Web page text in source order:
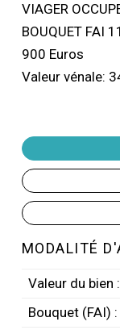
VIAGER
BOUQUET FAI
900 Euros
Valeur vénale:
MODALITÉ
Valeur du bien :
Bouquet (FAI) :